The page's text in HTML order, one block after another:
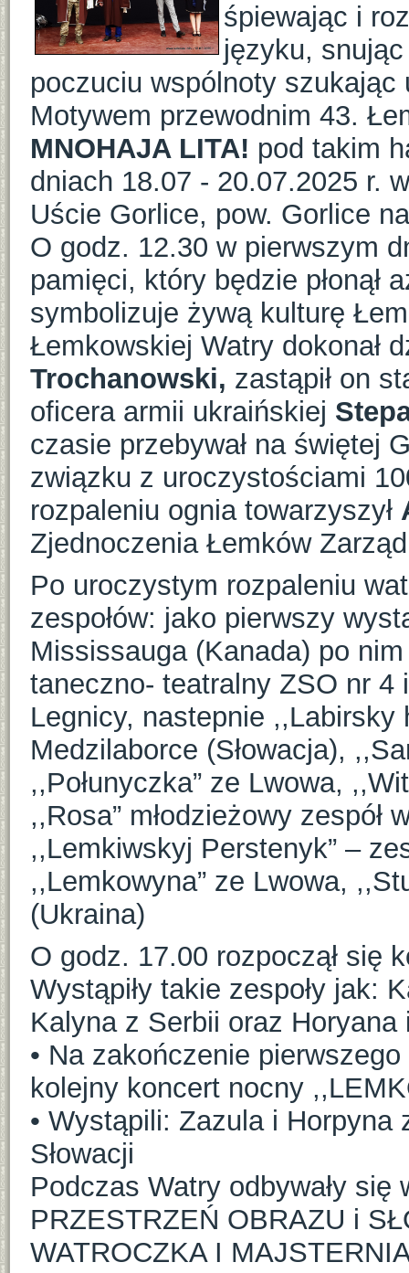
śpiewając i
języku,
poczuciu wspólnoty
Motywem przewodnim 43.
MNOHAJA LITA! pod takim
dniach 18.07 - 20.07.2025 r.
Uście Gorlice, pow. Gorlice
O godz. 12.30 w pierwszym
pamięci, który będzie płonął
symbolizuje żywą kulturę
Łemkowskiej Watry dokonał
Trochanowski, zastąpił on
oficera armii ukraińskiej
czasie przebywał na świętej
związku z uroczystościami
rozpaleniu ognia towarzyszył
Zjednoczenia Łemków Zarząd
Po uroczystym rozpaleniu
zespołów: jako pierwszy
Mississauga (Kanada) po nim
taneczno- teatralny ZSO nr 4
Legnicy, nastepnie ,,Labirsky
Medzilaborce (Słowacja),
,,Połunyczka” ze Lwowa,
,,Rosa” młodzieżowy
,,Lemkiwskyj Perstenyk” –
,,Lemkowyna” ze Lwowa,
(Ukraina)
O godz. 17.00 rozpoczął się
Wystąpiły takie zespoły jak:
Kalyna z Serbii oraz
• Na zakończenie
kolejny koncert nocny
• Wystąpili: Zazula i
Słowacji
Podczas Watry odbywały
PRZESTRZEŃ OBRAZU i
WATROCZKA I